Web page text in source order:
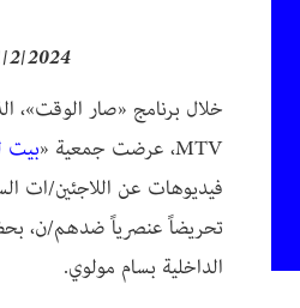
2/2024
خلال برنامج «صار الوقت»،
MTV، عرضت جمعية «
بيت
فيديوهات عن اللاجئين/ات
تحريضاً عنصرياً ضدهم/ن،
الداخلية بسام مولوي.